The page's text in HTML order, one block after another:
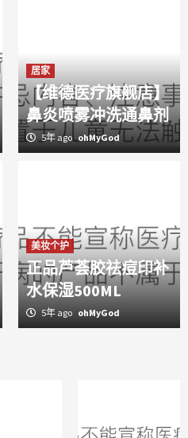
居家
【维德医疗旗舰店】
鼻炎喷雾冲洗通鼻剂
5年 ago ohMyGod
美妆个护
正品芦荟胶祛痘印补
水保湿500ML
5年 ago ohMyGod